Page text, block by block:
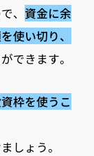
、 資金に余
使い切り、
できます。
枠を使うこ
しょう。